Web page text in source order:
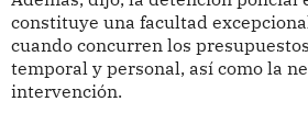
constituye una facultad
cuando concurren los
temporal y personal, así como la
intervención.